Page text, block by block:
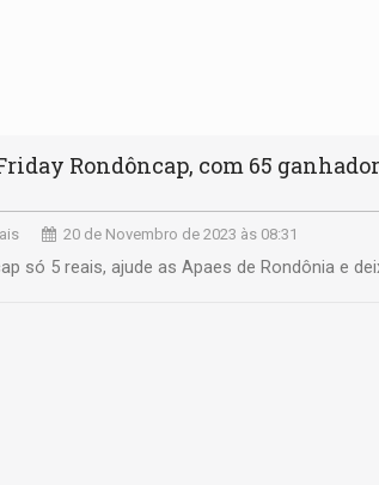
Rondôncap, com 65
20 de Novembro de 2023 às 08:31
só 5 reais, ajude as Apaes de Rondônia e